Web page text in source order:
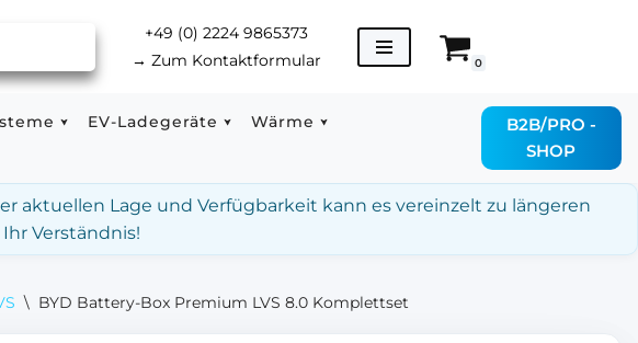
+49 (0) 2224 9865373
→ Zum Kontaktformular 0
EV-Ladegeräte
Wärme
B2B/PRO -
SHOP
aktuellen Lage und Verfügbarkeit kann es vereinzelt zu längeren
Verständnis!
\ BYD Battery-Box Premium LVS 8.0 Komplettset